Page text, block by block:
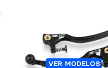
han comprado 👆
esto 👇
VER MODELOS
MANETAS S3-01